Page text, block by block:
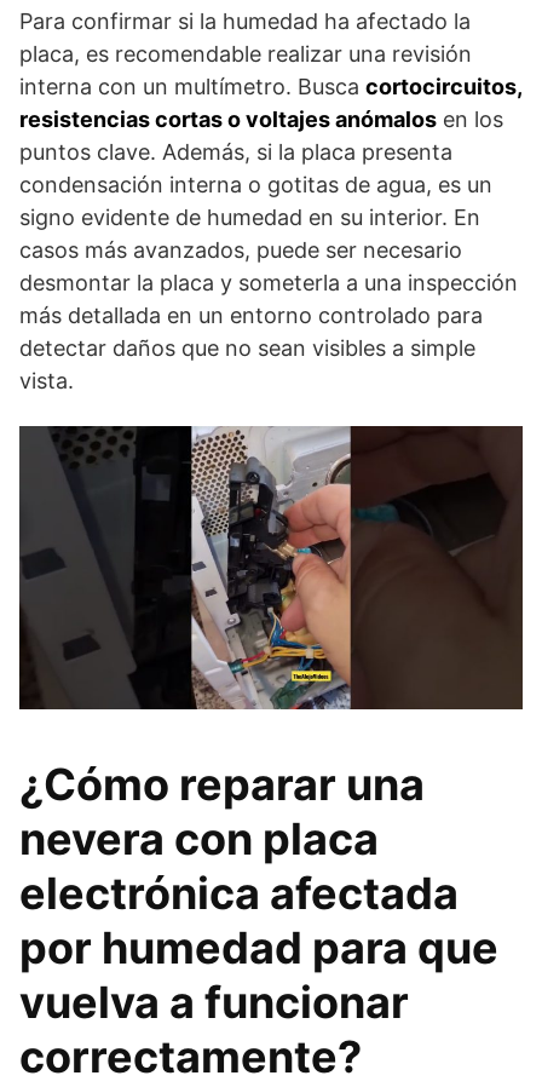
Para confirmar si la humedad ha afectado la
placa, es recomendable realizar una revisión
interna con un multímetro. Busca cortocircuitos,
resistencias cortas o voltajes anómalos en los
puntos clave. Además, si la placa presenta
condensación interna o gotitas de agua, es un
signo evidente de humedad en su interior. En
casos más avanzados, puede ser necesario
desmontar la placa y someterla a una inspección
más detallada en un entorno controlado para
detectar daños que no sean visibles a simple
vista.
¿Cómo reparar una
nevera con placa
electrónica afectada
por humedad para que
vuelva a funcionar
correctamente?